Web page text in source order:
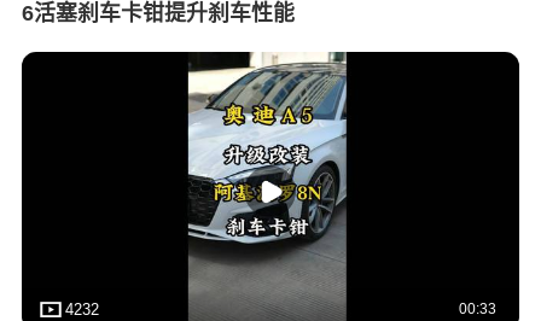
6活塞刹车卡钳提升刹车性能
4232 00:33